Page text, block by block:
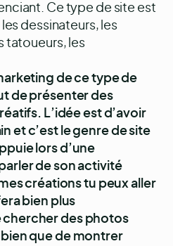
Ce type de site est
dessinateurs, les
tatoueurs, les
de ce type de
de présenter des
L’idée est d’avoir
et c’est le genre de site
lors d’une
de son activité
créations tu peux aller
bien plus
chercher des photos
que de montrer